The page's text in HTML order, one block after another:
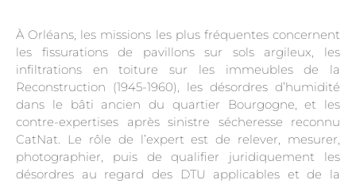
À Orléans, les missions les plus fréquentes concernent
les fissurations de pavillons sur sols argileux, les
infiltrations en toiture sur les immeubles de la
Reconstruction (1945-1960), les désordres d’humidité
dans le bâti ancien du quartier Bourgogne, et les
contre-expertises après sinistre sécheresse reconnu
CatNat. Le rôle de l’expert est de relever, mesurer,
photographier, puis de qualifier juridiquement les
désordres au regard des DTU applicables et de la